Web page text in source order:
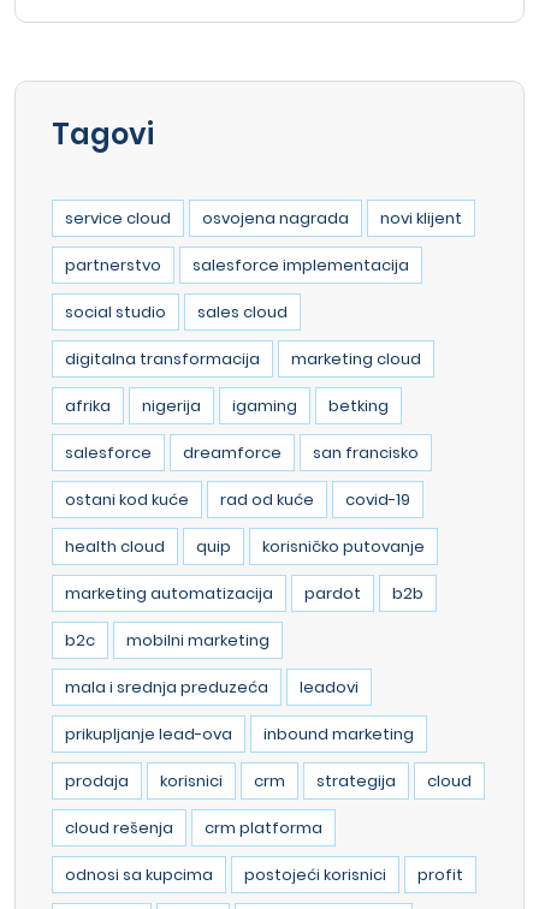
Tagovi
service cloud osvojena nagrada novi klijent
partnerstvo salesforce implementacija
social studio sales cloud
digitalna transformacija marketing cloud
afrika nigerija igaming betking
salesforce dreamforce san francisko
ostani kod kuće rad od kuće covid-19
health cloud quip korisničko putovanje
marketing automatizacija pardot b2b
b2c mobilni marketing
mala i srednja preduzeća leadovi
prikupljanje lead-ova inbound marketing
prodaja korisnici crm strategija cloud
cloud rešenja crm platforma
odnosi sa kupcima postojeći korisnici profit